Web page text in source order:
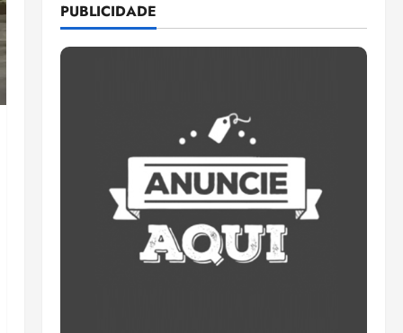
participação
qui 06/08/2026 • 15:18
2
da renda é comprometida
com dívidas
qui 06/08/2026 • 15:09
Entenda o que muda com a
nova Lei do Frete
qui 06/08/2026 • 15:00
PUBLICIDADE